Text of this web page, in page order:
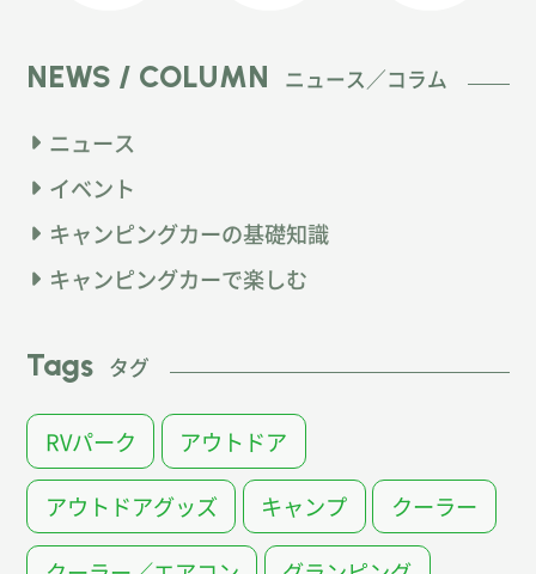
NEWS / COLUMN ニュース／コラム
ニュース
イベント
キャンピングカーの基礎知識
キャンピングカーで楽しむ
Tags タグ
RVパーク アウトドア
アウトドアグッズ キャンプ クーラー